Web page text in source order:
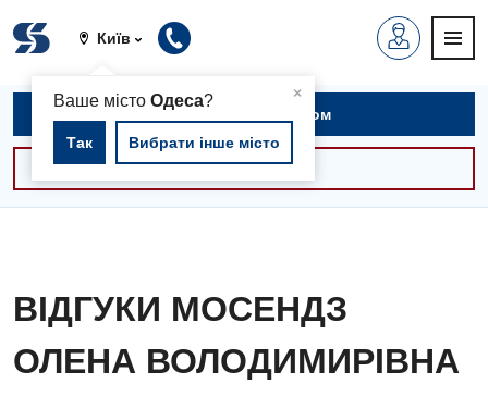
Київ
×
Ваше містоОдеса?
Так Вибрати інше місто
Записатися на прийом
Консультації -30%
ВІДГУКИ МОСЕНДЗ
ОЛЕНА ВОЛОДИМИРІВНА